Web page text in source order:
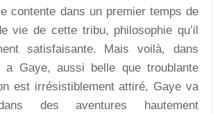
contente dans un premier temps de
vie de cette tribu, philosophie qu’il
satisfaisante. Mais voilà, dans
Gaye, aussi belle que troublante
est irrésistiblement attiré, Gaye va
des aventures hautement